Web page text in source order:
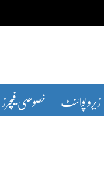
زیرو پوائنٹ خصوصی فیچرز